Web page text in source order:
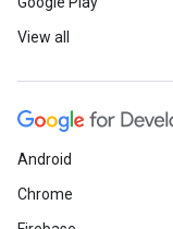
View all
Android
Chrome